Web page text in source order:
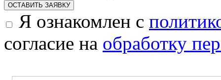
ОСТАВИТЬ ЗАЯВКУ
Я ознакомлен с
согласие на обработку